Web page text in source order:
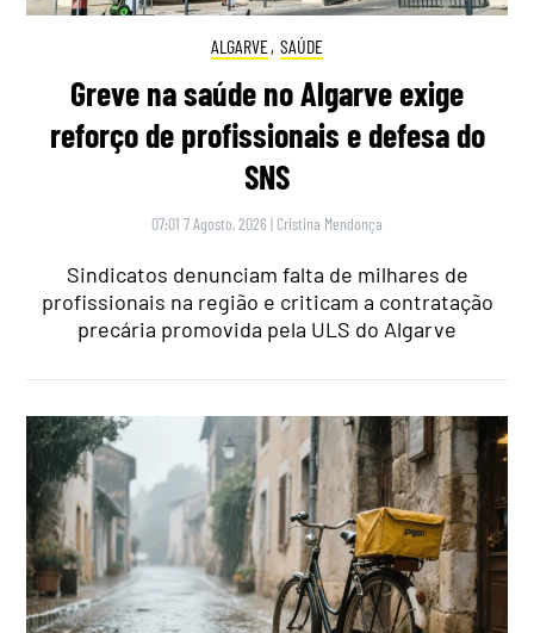
ALGARVE, SAÚDE
Greve na saúde no Algarve exige
reforço de profissionais e defesa do
SNS
07:01 7 Agosto, 2026 | Cristina Mendonça
Sindicatos denunciam falta de milhares de
profissionais na região e criticam a contratação
precária promovida pela ULS do Algarve